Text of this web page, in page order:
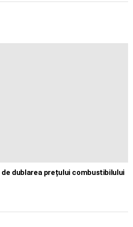
dublarea prețului combustibilului